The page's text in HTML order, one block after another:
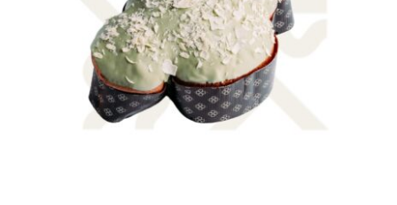
AGGIUNGI AL CARRELLO
/
DETTAGLI